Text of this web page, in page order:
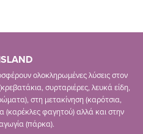
ολοκληρωμένες λύσεις στον
συρταριέρες, λευκά είδη,
στη μετακίνηση (καρότσια,
(καρέκλες φαγητού) αλλά και στην
(πάρκα).